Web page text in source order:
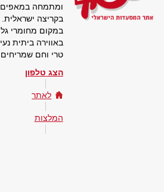
ומתמחה במאפים
בקריצה
במקום מחומרי
באווירה ביתית
טרי וחם שמריחים
הצג טלפון
לאתר
המלצות